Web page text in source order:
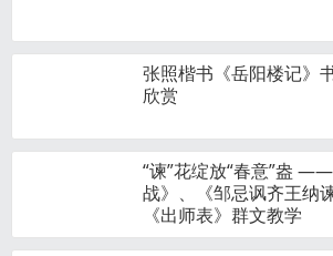
张照楷书《岳阳楼记》
欣赏
“谏”花绽放“春意”盎
战》、《邹忌讽齐王纳谏
《出师表》群文教学